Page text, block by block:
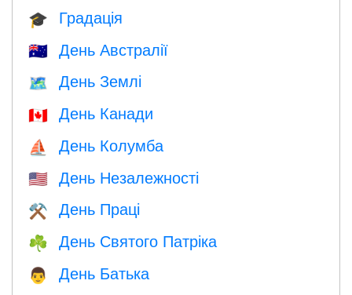
🎓 Градація
🇦🇺 День Австралії
🗺️ День Землі
🇨🇦 День Канади
⛵️ День Колумба
🇺🇸 День Незалежності
⚒️ День Праці
☘️ День Святого Патріка
👨
День Батька